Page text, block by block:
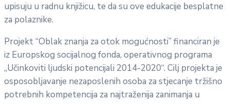
upisuju u radnu knjižicu, te da su ove edukacije besplatne
za polaznike.
Projekt “Oblak znanja za otok mogućnosti” financiran je
iz Europskog socijalnog fonda, operativnog programa
„Učinkoviti ljudski potencijali 2014-2020“. Cilj projekta je
osposobljavanje nezaposlenih osoba za stjecanje tržišno
potrebnih kompetencija za najtraženija zanimanja u